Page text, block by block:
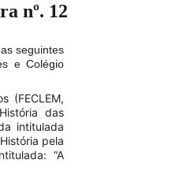
nº. 12
seguintes
e Colégio
(FECLEM,
das
intitulada
pela
“A